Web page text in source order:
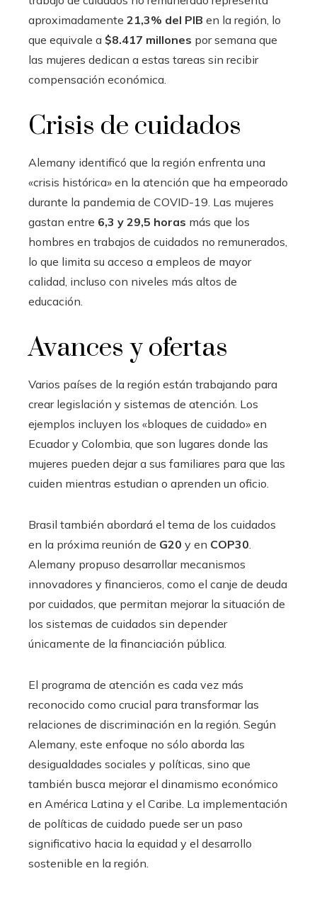
aproximadamente 21,3% del PIB en la región, lo
que equivale a $8.417 millones por semana que
las mujeres dedican a estas tareas sin recibir
compensación económica.
Crisis de cuidados
Alemany identificó que la región enfrenta una
«crisis histórica» ​​en la atención que ha empeorado
durante la pandemia de COVID-19. Las mujeres
gastan entre 6,3 y 29,5 horas más que los
hombres en trabajos de cuidados no remunerados,
lo que limita su acceso a empleos de mayor
calidad, incluso con niveles más altos de
educación.
Avances y ofertas
Varios países de la región están trabajando para
crear legislación y sistemas de atención. Los
ejemplos incluyen los «bloques de cuidado» en
Ecuador y Colombia, que son lugares donde las
mujeres pueden dejar a sus familiares para que las
cuiden mientras estudian o aprenden un oficio.
Brasil también abordará el tema de los cuidados
en la próxima reunión de G20 y en COP30.
Alemany propuso desarrollar mecanismos
innovadores y financieros, como el canje de deuda
por cuidados, que permitan mejorar la situación de
los sistemas de cuidados sin depender
únicamente de la financiación pública.
El programa de atención es cada vez más
reconocido como crucial para transformar las
relaciones de discriminación en la región. Según
Alemany, este enfoque no sólo aborda las
desigualdades sociales y políticas, sino que
también busca mejorar el dinamismo económico
en América Latina y el Caribe. La implementación
de políticas de cuidado puede ser un paso
significativo hacia la equidad y el desarrollo
sostenible en la región.